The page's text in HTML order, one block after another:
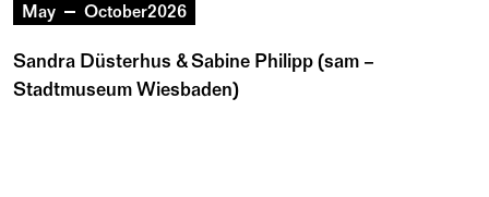
May October2026
Sandra Düsterhus & Sabine Philipp (sam –
Stadtmuseum Wiesbaden)